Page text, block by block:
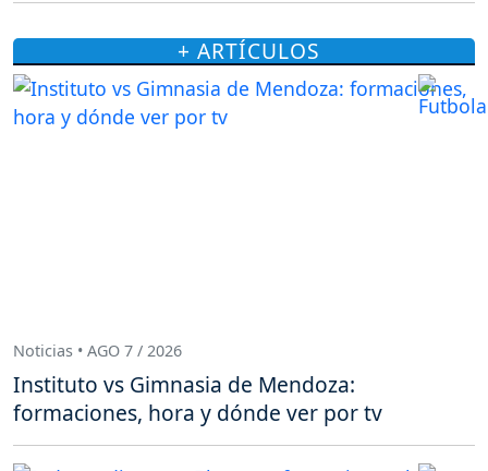
+ ARTÍCULOS
Noticias • AGO 7 / 2026
Instituto vs Gimnasia de Mendoza:
formaciones, hora y dónde ver por tv